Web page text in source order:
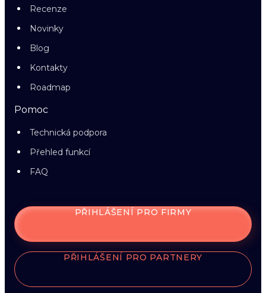
Recenze
Novinky
Blog
Kontakty
Roadmap
Pomoc
Technická podpora
Přehled funkcí
FAQ
PŘIHLÁŠENÍ PRO FIRMY
PŘIHLÁŠENÍ PRO PARTNERY